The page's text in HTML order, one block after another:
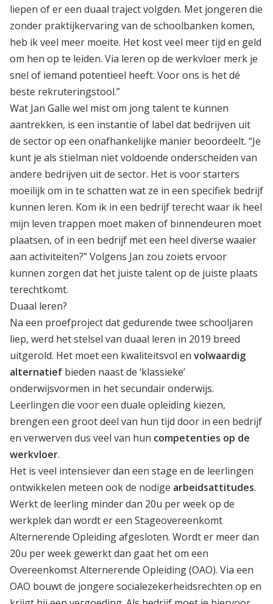
liepen of er een duaal traject volgden. Met jongeren die
zonder praktijkervaring van de schoolbanken komen,
heb ik veel meer moeite. Het kost veel meer tijd en geld
om hen op te leiden. Via leren op de werkvloer merk je
snel of iemand potentieel heeft. Voor ons is het dé
beste rekruteringstool.”
Wat Jan Galle wel mist om jong talent te kunnen
aantrekken, is een instantie of label dat bedrijven uit
de sector op een onafhankelijke manier beoordeelt. “Je
kunt je als stielman niet voldoende onderscheiden van
andere bedrijven uit de sector. Het is voor starters
moeilijk om in te schatten wat ze in een specifiek bedrijf
kunnen leren. Kom ik in een bedrijf terecht waar ik heel
mijn leven trappen moet maken of binnendeuren moet
plaatsen, of in een bedrijf met een heel diverse waaier
aan activiteiten?” Volgens Jan zou zoiets ervoor
kunnen zorgen dat het juiste talent op de juiste plaats
terechtkomt.
Duaal leren?
Na een proefproject dat gedurende twee schooljaren
liep, werd het stelsel van duaal leren in 2019 breed
uitgerold. Het moet een kwaliteitsvol en volwaardig
alternatief bieden naast de ‘klassieke’
onderwijsvormen in het secundair onderwijs.
Leerlingen die voor een duale opleiding kiezen,
brengen een groot deel van hun tijd door in een bedrijf
en verwerven dus veel van hun competenties op de
werkvloer.
Het is veel intensiever dan een stage en de leerlingen
ontwikkelen meteen ook de nodige arbeidsattitudes.
Werkt de leerling minder dan 20u per week op de
werkplek dan wordt er een Stageovereenkomt
Alternerende Opleiding afgesloten. Wordt er meer dan
20u per week gewerkt dan gaat het om een
Overeenkomst Alternerende Opleiding (OAO). Via een
OAO bouwt de jongere socialezekerheidsrechten op en